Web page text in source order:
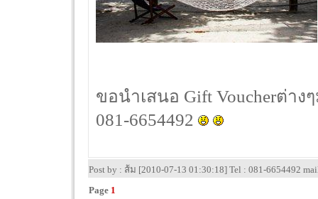
ขอนำเสนอ Gift Voucherต่า
081-6654492
Post by : ส้ม [2010-07-13 01:30:18] Tel : 081-6654492
Page 1